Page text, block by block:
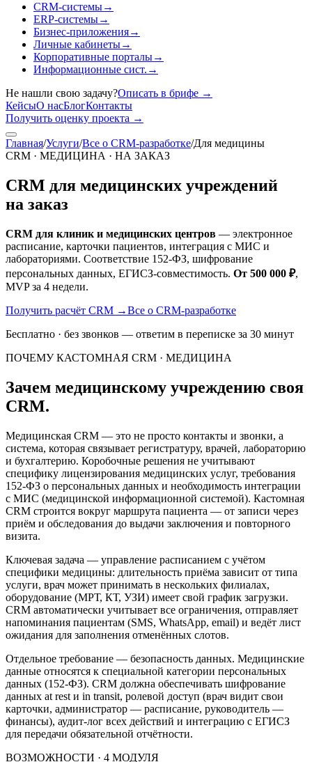
CRM-системы→
ERP-системы→
Бизнес-приложения→
Личные кабинеты→
Корпоративные порталы→
Информационные сист. →
Не нашли свою задачу?Описать в брифе →
КейсыО насБлогКонтакты
Получить оценку проекта →
Главная/Услуги/Все о CRM-разработке/Для медицины
CRM · МЕДИЦИНА · НА ЗАКАЗ
CRM для медицинских учреждений
на заказ
CRM для клиник и медицинских центров — электронное
расписание, карточки пациентов, интеграция с МИС и
лабораториями. Соответствие 152-ФЗ, шифрование
персональных данных, ЕГИСЗ-совместимость. От 500 000 ₽,
MVP за 4 недели.
Получить расчёт CRM →Все о CRM-разработке
Бесплатно · без звонков — ответим в переписке за 30 минут
ПОЧЕМУ КАСТОМНАЯ CRM · МЕДИЦИНА
Зачем медицинскому учреждению своя
CRM.
Медицинская CRM — это не просто контакты и звонки, а
система, которая связывает регистратуру, врачей, лабораторию
и бухгалтерию. Коробочные решения не учитывают
специфику лицензирования медицинских услуг, требования
152-ФЗ о персональных данных и необходимость интеграции
с МИС (медицинской информационной системой). Кастомная
CRM строится вокруг маршрута пациента — от записи через
приём и обследования до выдачи заключения и повторного
визита.
Ключевая задача — управление расписанием с учётом
специфики медицины: длительность приёма зависит от типа
услуги, врач может принимать в нескольких филиалах,
оборудование (МРТ, КТ, УЗИ) имеет свой график загрузки.
CRM автоматически учитывает все ограничения, отправляет
напоминания пациентам (SMS, WhatsApp, email) и ведёт лист
ожидания для заполнения отменённых слотов.
Отдельное требование — безопасность данных. Медицинские
данные относятся к специальной категории персональных
данных (152-ФЗ). CRM должна обеспечивать шифрование
данных at rest и in transit, ролевой доступ (врач видит свои
карточки, администратор — расписание, руководитель —
финансы), аудит-лог всех действий и интеграцию с ЕГИСЗ
для передачи обязательной отчётности.
ВОЗМОЖНОСТИ · 4 МОДУЛЯ